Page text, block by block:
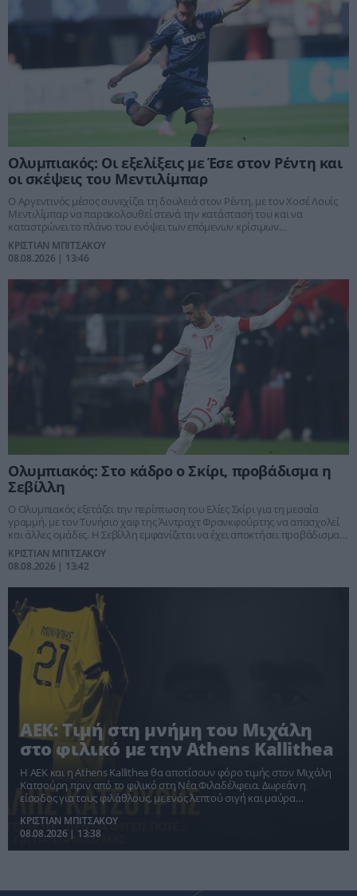
Ολυμπιακός: Οι εξελίξεις με Έσε στον Ρέντη και
οι σκέψεις του Μεντιλίμπαρ
Ο Αργεντινός μέσος συνεχίζει τη δουλειά στον Ρέντη, με τον Χοσέ Λουίς
Μεντιλίμπαρ να παρακολουθεί στενά την κατάστασή του και να
καταστρώνει το πλάνο του ενόψει των επόμενων κρίσιμων
υποχρεώσεων.
ΚΡΙΣΤΙΑΝ ΜΠΙΤΣΑΚΟΥ
08.08.2026 | 13:46
Ολυμπιακός: Στο κάδρο ο Σκίρι, προβάδισμα η
Σεβίλλη
Ο Ολυμπιακός εξετάζει την περίπτωση του Ελίες Σκίρι για τη μεσαία
γραμμή, με τον Τυνήσιο χαφ της Άιντραχτ Φρανκφούρτης να απασχολεί
και άλλες ομάδες. Η Σεβίλλη εμφανίζεται να έχει αποκτήσει προβάδισμα
έναντι των «ερυθρόλευκων» και της Φιορεντίνα.
ΚΡΙΣΤΙΑΝ ΜΠΙΤΣΑΚΟΥ
08.08.2026 | 13:42
ΑΕΚ: Τιμή στη μνήμη του Μιχάλη
στο φιλικό με την Athens Kallithea
Η ΑΕΚ και η Athens Kallithea θα αποτίσουν φόρο τιμής στον Μιχάλη
Κατσούρη πριν από το φιλικό στη Νέα Φιλαδέλφεια. Δωρεάν η
είσοδος για τους φιλάθλους, με ενός λεπτού σιγή και μαύρα
ΚΡΙΣΤΙΑΝ ΜΠΙΤΣΑΚΟΥ
08.08.2026 | 13:38